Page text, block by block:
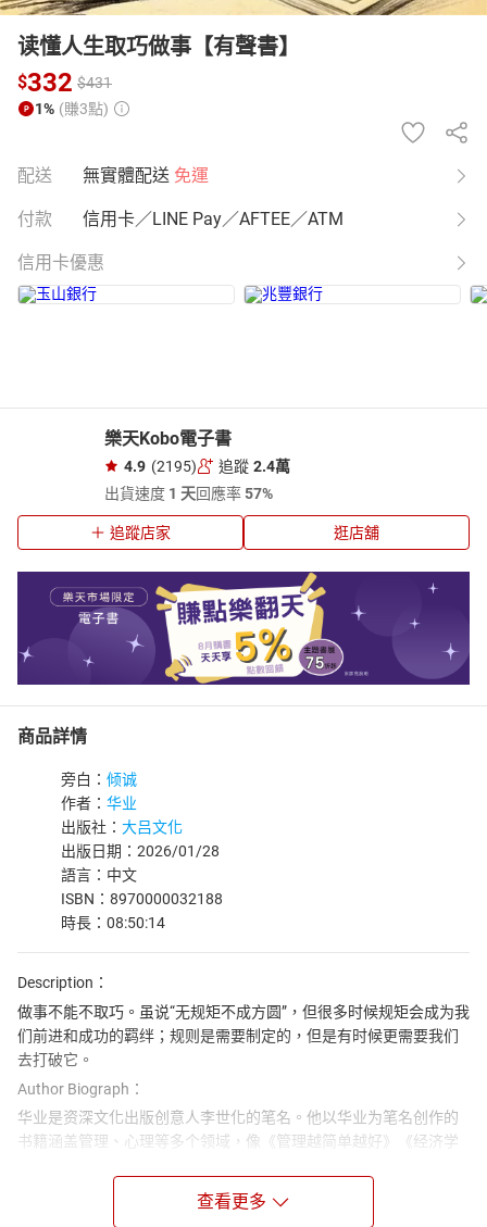
读懂人生取巧做事【有聲書】
$332 $431
1% (賺3點)
配送 無實體配送 免運
付款 信用卡／LINE Pay／AFTEE／ATM
信用卡優惠
樂天Kobo電子書
4.9 (2195) 追蹤 2.4萬
出貨速度 1 天回應率57%
追蹤店家 逛店舖
商品詳情
旁白： 倾诚
作者： 华业
出版社： 大吕文化
出版日期：2026/01/28
語言：中文
ISBN：8970000032188
時長：08:50:14
Description：
做事不能不取巧。虽说“无规矩不成方圆”，但很多时候规矩会成为我
们前进和成功的羁绊；规则是需要制定的，但是有时候更需要我们
去打破它。
Author Biograph：
华业是资深文化出版创意人李世化的笔名。他以华业为笔名创作的
书籍涵盖管理、心理等多个领域，像《管理越简单越好》《经济学
到的各类书籍，以华业为笔名还推出过不少针对性较强的读物。比
如聚焦个人魅力提升的《气场大全集》，融合心理学、社会学知识
查看更多